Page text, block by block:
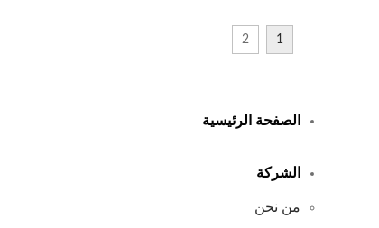
1
2
الصفحة الرئيسية
الشركة
من نحن